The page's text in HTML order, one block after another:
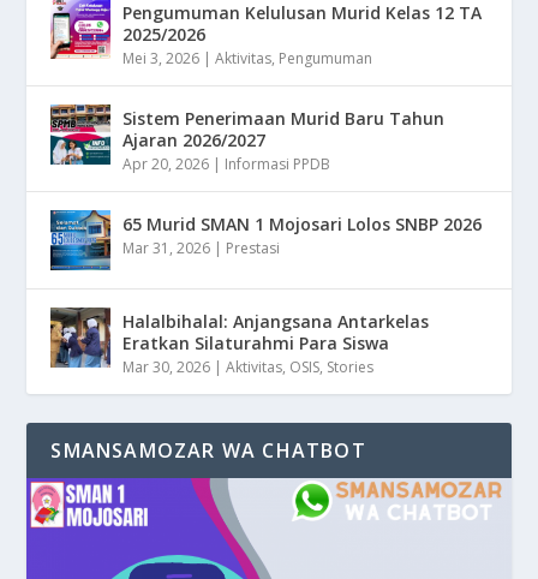
Pengumuman Kelulusan Murid Kelas 12 TA
2025/2026
Mei 3, 2026 |Aktivitas, Pengumuman
Sistem Penerimaan Murid Baru Tahun
Ajaran 2026/2027
Apr 20, 2026 | Informasi PPDB
65 Murid SMAN 1 Mojosari Lolos SNBP 2026
Mar 31, 2026 | Prestasi
Halalbihalal: Anjangsana Antarkelas
Eratkan Silaturahmi Para Siswa
Mar 30, 2026 |Aktivitas, OSIS, Stories
SMANSAMOZAR WA CHATBOT